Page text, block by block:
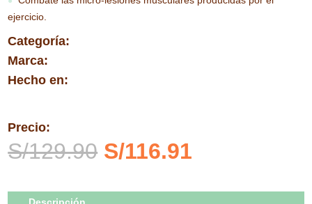
ejercicio.
Categoría:
Marca:
Hecho en:
Precio:
S/129.90 El
precio
era:
S/116.91
es: